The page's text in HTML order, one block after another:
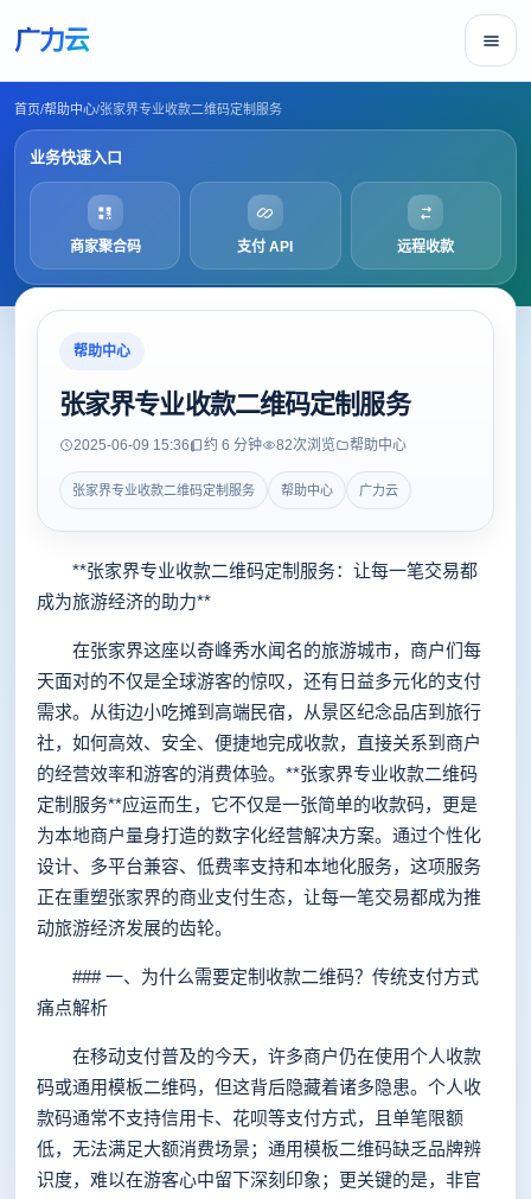
广力云
首页/帮助中心/张家界专业收款二维码定制服务
业务快速入口
商家聚合码 支付 API 远程收款
帮助中心
张家界专业收款二维码定制服务
2025-06-09 15:36 约 6 分钟 82次浏览 帮助中心
张家界专业收款二维码定制服务 帮助中心 广力云
**张家界专业收款二维码定制服务：让每一笔交易都
成为旅游经济的助力**
在张家界这座以奇峰秀水闻名的旅游城市，商户们每
天面对的不仅是全球游客的惊叹，还有日益多元化的支付
需求。从街边小吃摊到高端民宿，从景区纪念品店到旅行
社，如何高效、安全、便捷地完成收款，直接关系到商户
的经营效率和游客的消费体验。**张家界专业收款二维码
定制服务**应运而生，它不仅是一张简单的收款码，更是
为本地商户量身打造的数字化经营解决方案。通过个性化
设计、多平台兼容、低费率支持和本地化服务，这项服务
正在重塑张家界的商业支付生态，让每一笔交易都成为推
动旅游经济发展的齿轮。
### 一、为什么需要定制收款二维码？传统支付方式
痛点解析
在移动支付普及的今天，许多商户仍在使用个人收款
码或通用模板二维码，但这背后隐藏着诸多隐患。个人收
款码通常不支持信用卡、花呗等支付方式，且单笔限额
低，无法满足大额消费场景；通用模板二维码缺乏品牌辨
识度，难以在游客心中留下深刻印象；更关键的是，非官